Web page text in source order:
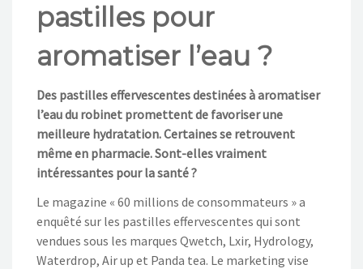
NOS ACTIONS
CONTACT
pastilles pour
aromatiser l’eau ?
Des pastilles effervescentes destinées à aromatiser
l’eau du robinet promettent de favoriser une
meilleure hydratation. Certaines se retrouvent
même en pharmacie. Sont-elles vraiment
intéressantes pour la santé ?
Le magazine « 60 millions de consommateurs » a
enquêté sur les pastilles effervescentes qui sont
vendues sous les marques Qwetch, Lxir, Hydrology,
Waterdrop, Air up et Panda tea. Le marketing vise